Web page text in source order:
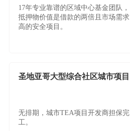
17年专业靠谱的区域中心基金团队，
抵押物价值是借款的两倍且市场需求
高的安全项目。
圣地亚哥大型综合社区城市项目
无排期，城市TEA项目开发商担保完
工。